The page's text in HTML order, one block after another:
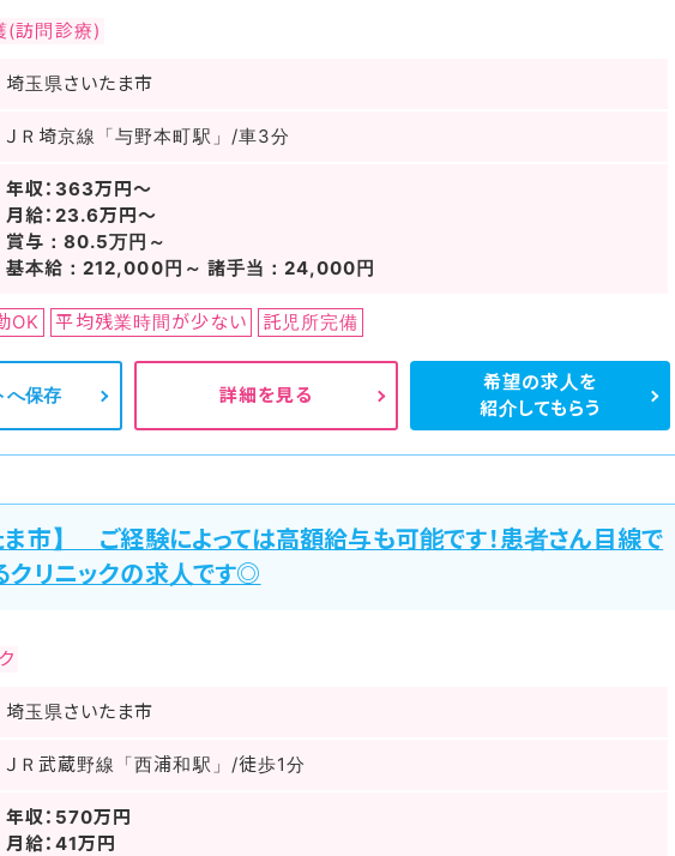
(訪問診療)
埼玉県さいたま市
ＪＲ埼京線「与野本町駅」/車3分
年収：363万円～
月給：23.6万円～
賞与：80.5万円～
基本給：212,000円～ 諸手当：24,000円
OK 平均残業時間が少ない 託児所完備
へ保存 詳細を見る
希望の求人を
紹介してもらう
ま市】 ご経験によっては高額給与も可能です！患者さん目線で
クリニックの求人です◎
埼玉県さいたま市
ＪＲ武蔵野線「西浦和駅」/徒歩1分
年収：570万円
月給：41万円